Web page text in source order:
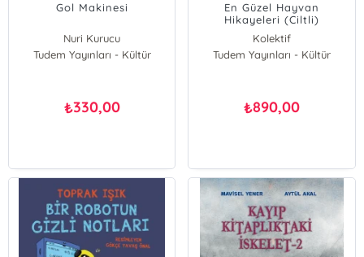
Gol Makinesi
Nuri Kurucu
Tudem Yayınları - Kültür
₺330,00
En Güzel Hayvan
Hikayeleri (Ciltli)
Kolektif
Tudem Yayınları - Kültür
₺890,00